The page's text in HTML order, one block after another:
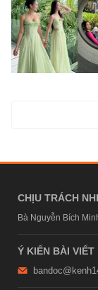
CHỊU TRÁCH
Bà Nguyễn Bích
Ý KIẾN BÀI VIẾT